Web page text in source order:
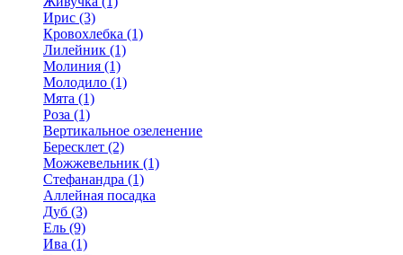
Ирис (3)
Кровохлебка (1)
Лилейник (1)
Молиния (1)
Молодило (1)
Мята (1)
Роза (1)
Вертикальное озеленение
Бересклет (2)
Можжевельник (1)
Стефанандра (1)
Аллейная посадка
Дуб (3)
Ель (9)
Ива (1)